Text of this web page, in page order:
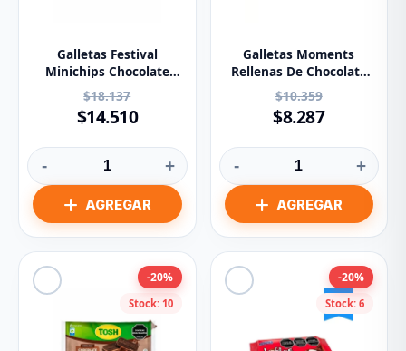
Galletas Festival
Minichips Chocolate
PAQ.x12u.
$18.137
$14.510
- +
Galletas Moments
Rellenas De Chocolate
X135g
$10.359
$8.287
- +
Stock: 10
-20%
Stock: 6
-20%